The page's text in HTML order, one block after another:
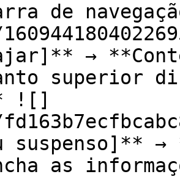
de
→
superior
![]
suspenso]**
as